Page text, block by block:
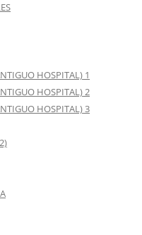
HOSPITAL) 1
HOSPITAL) 2
HOSPITAL) 3